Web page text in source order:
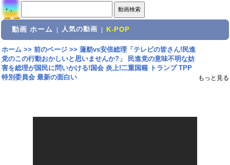
動画 ホーム 人気の動画 K-POP
ホーム>> 前のページ>> 蓮舫vs安倍総理「テレビの皆さん!民進
党のこの行動おかしいと思いませんか?」 民進党の意味不明な妨
害を総理が国民に問いかける!国会 炎上!二重国籍 トランプ TPP
特別委員会 最新の面白い
もっと見る